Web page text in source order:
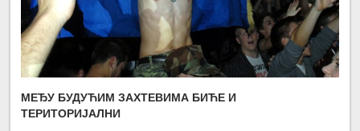
МЕЂУ БУДУЋИМ ЗАХТЕВИМА БИЋЕ И
ТЕРИТОРИЈАЛНИ